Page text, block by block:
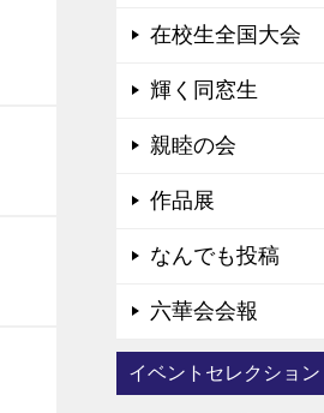
在校生全国大会
輝く同窓生
親睦の会
作品展
なんでも投稿
六華会会報
イベントセレクション